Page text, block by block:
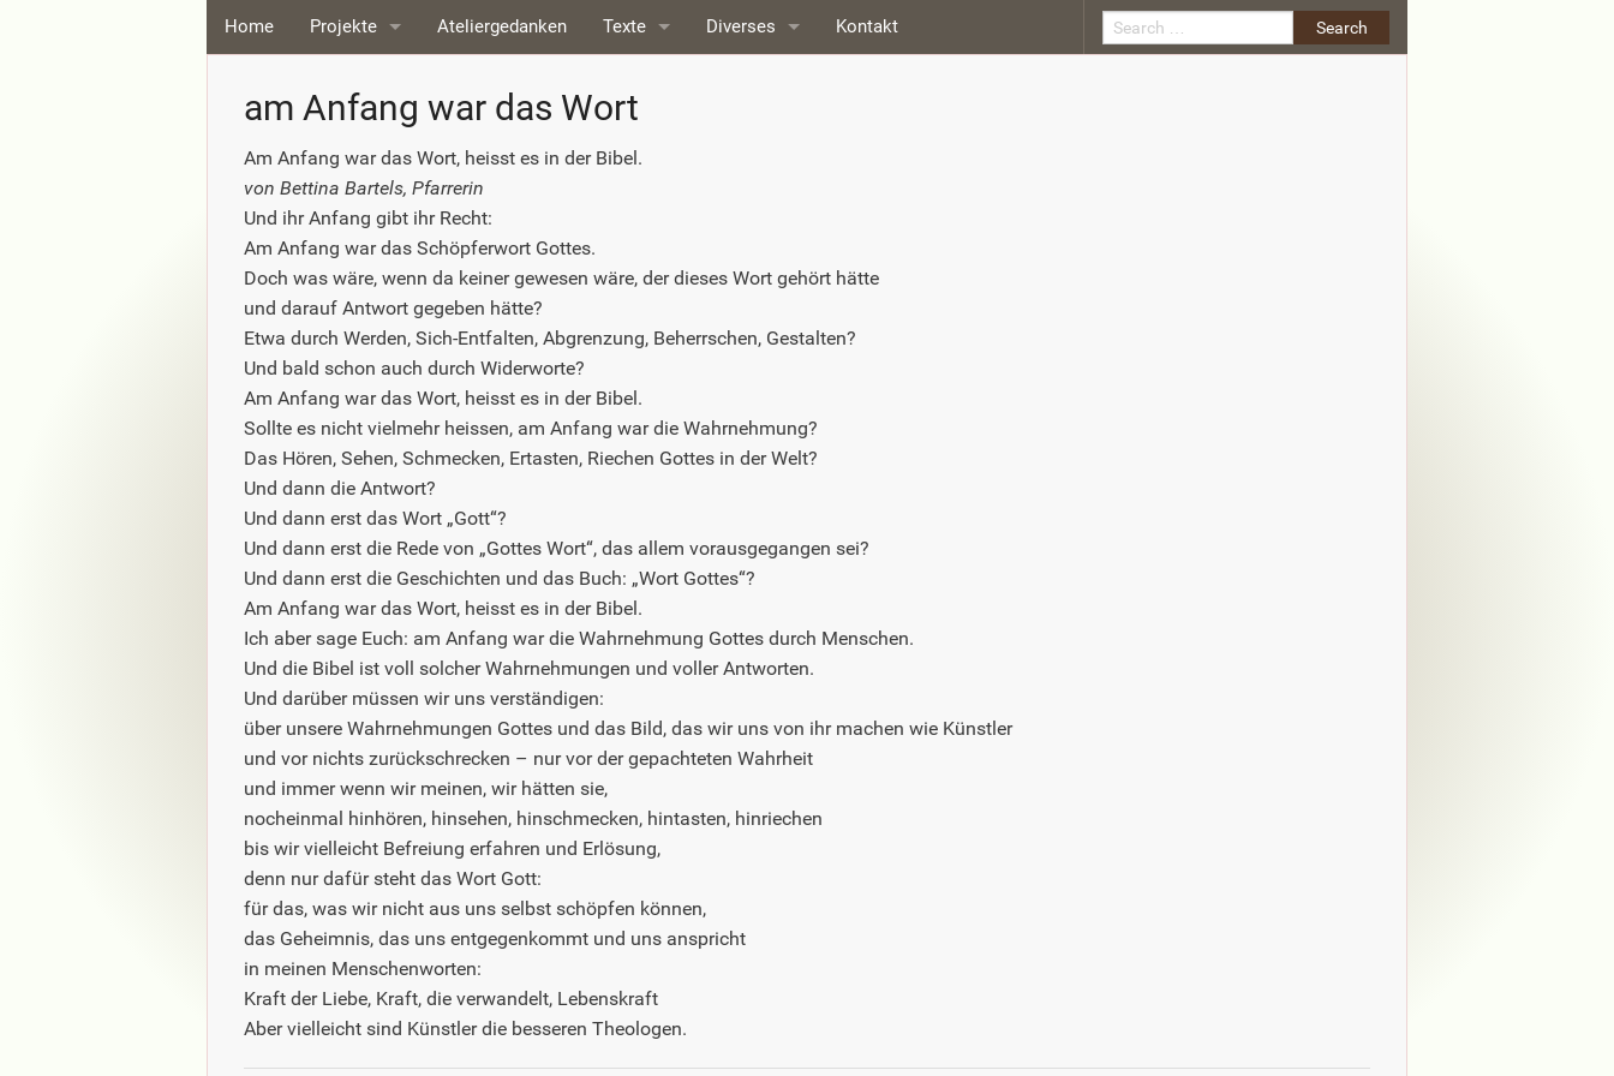
Home Projekte
Dialog mit Bruder Bruno
Museum für Nacktschnecken
Sehblick
Mensa
Bildsprache
Aschebilder
Weisse Flecken
Michelangelo
InforNatik
Am achten Tag
Ateliergedanken Texte Diverses Kontakt Search
am Anfang war das Wort
Am Anfang war das Wort, heisst es in der Bibel.
von Bettina Bartels, Pfarrerin
Und ihr Anfang gibt ihr Recht:
Am Anfang war das Schöpferwort Gottes.
Doch was wäre, wenn da keiner gewesen wäre, der dieses Wort gehört hätte
und darauf Antwort gegeben hätte?
Etwa durch Werden, Sich-Entfalten, Abgrenzung, Beherrschen, Gestalten?
Und bald schon auch durch Widerworte?
Am Anfang war das Wort, heisst es in der Bibel.
Sollte es nicht vielmehr heissen, am Anfang war die Wahrnehmung?
Das Hören, Sehen, Schmecken, Ertasten, Riechen Gottes in der Welt?
Und dann die Antwort?
Und dann erst das Wort „Gott“?
Und dann erst die Rede von „Gottes Wort“, das allem vorausgegangen sei?
Und dann erst die Geschichten und das Buch: „Wort Gottes“?
Am Anfang war das Wort, heisst es in der Bibel.
Ich aber sage Euch: am Anfang war die Wahrnehmung Gottes durch Menschen.
Und die Bibel ist voll solcher Wahrnehmungen und voller Antworten.
Und darüber müssen wir uns verständigen:
über unsere Wahrnehmungen Gottes und das Bild, das wir uns von ihr machen wie Künstler
und vor nichts zurückschrecken – nur vor der gepachteten Wahrheit
und immer wenn wir meinen, wir hätten sie,
nocheinmal hinhören, hinsehen, hinschmecken, hintasten, hinriechen
bis wir vielleicht Befreiung erfahren und Erlösung,
denn nur dafür steht das Wort Gott:
für das, was wir nicht aus uns selbst schöpfen können,
das Geheimnis, das uns entgegenkommt und uns anspricht
in meinen Menschenworten:
Kraft der Liebe, Kraft, die verwandelt, Lebenskraft
Aber vielleicht sind Künstler die besseren Theologen.